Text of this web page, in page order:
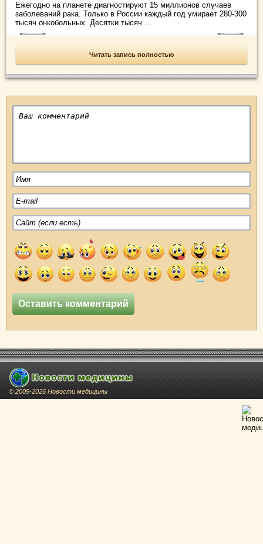
Ежегодно на планете диагностируют 15 миллионов случаев
заболеваний рака. Только в России каждый год умирает 280-300
тысяч онкобольных. Десятки тысяч ...
Читать запись полностью
© 2009-2026 Новости медицины